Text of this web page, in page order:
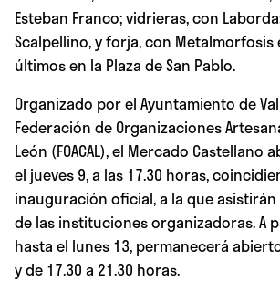
Esteban Franco; vidrieras, con
Scalpellino, y forja, con Metalmorfosis
últimos en la Plaza de San Pablo.
Organizado por el Ayuntamiento de
Federación de Organizaciones
León (FOACAL), el Mercado Castellano
el jueves 9, a las 17.30 horas,
inauguración oficial, a la que
de las instituciones organizadoras. A
hasta el lunes 13, permanecerá
y de 17.30 a 21.30 horas.